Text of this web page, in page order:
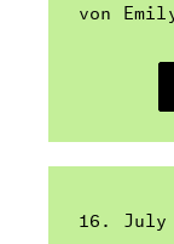
von
16. July